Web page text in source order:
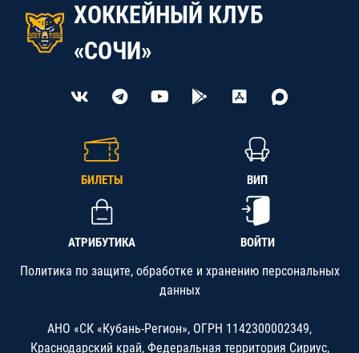
ХОККЕЙНЫЙ КЛУБ
«СОЧИ»
БИЛЕТЫ ВИП
АТРИБУТИКА ВОЙТИ
Политика по защите, обработке и хранению персональных
данных
АНО «СК «Кубань-Регион», ОГРН 1142300002349,
Краснодарский край, Федеральная территория Сириус,